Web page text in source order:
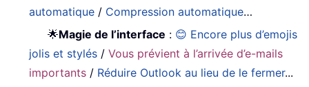
automatique / Compression automatique…
🌟Magie de l’interface : 😊 Encore plus d’emojis
jolis et stylés /Vous prévient à l’arrivée d’e-mails
importants / Réduire Outlook au lieu de le fermer...